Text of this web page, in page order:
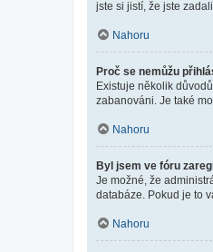
jste si jistí, že jste
Nahoru
Proč se nemůžu
Existuje několik
zabanováni. Je také
Nahoru
Byl jsem ve fóru
Je možné, že
databáze. Pokud je to
Nahoru